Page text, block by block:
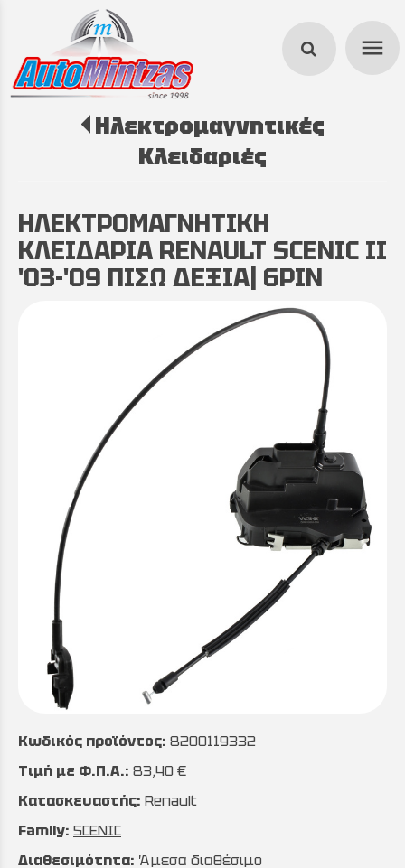
menu
Ηλεκτρομαγνητικές
Κλειδαριές
ΗΛΕΚΤΡΟΜΑΓΝΗΤΙΚΗ
ΚΛΕΙΔΑΡΙΑ RENAULT SCENIC II
'03-'09 ΠΙΣΩ ΔΕΞΙΑ| 6PIN
Κωδικός προϊόντος: 8200119332
Τιμή με Φ.Π.Α.: 83,40 €
Κατασκευαστής: Renault
Family: SCENIC
Διαθεσιμότητα: Άμεσα διαθέσιμο